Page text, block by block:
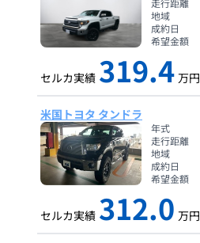
走行距離
地域
成約日
希望金額
セルカ実績 319.4 万円
米国トヨタ タンドラ
年式
走行距離
地域
成約日
希望金額
セルカ実績 312.0 万円